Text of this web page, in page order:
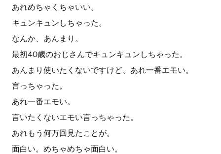
あれめちゃくちゃいい。
キュンキュンしちゃった。
なんか、あんまり。
最初40歳のおじさんでキュンキュンしちゃった。
あんまり使いたくないですけど、あれ一番エモい。
言っちゃった。
あれ一番エモい。
言いたくないエモい言っちゃった。
あれもう何万回見たことが。
面白い。めちゃめちゃ面白い。